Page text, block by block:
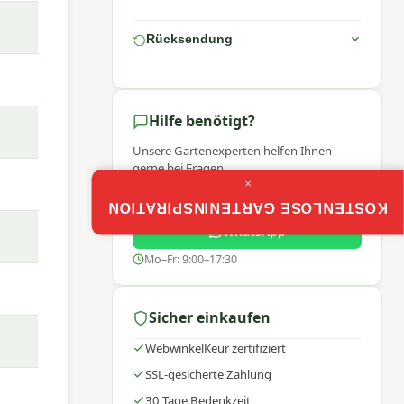
Rücksendung
Hilfe benötigt?
Unsere Gartenexperten helfen Ihnen
gerne bei Fragen.
WhatsApp
Mo–Fr: 9:00–17:30
Sicher einkaufen
WebwinkelKeur zertifiziert
SSL-gesicherte Zahlung
30 Tage Bedenkzeit
KOSTENLOSE GARTENINSPIRATION
×